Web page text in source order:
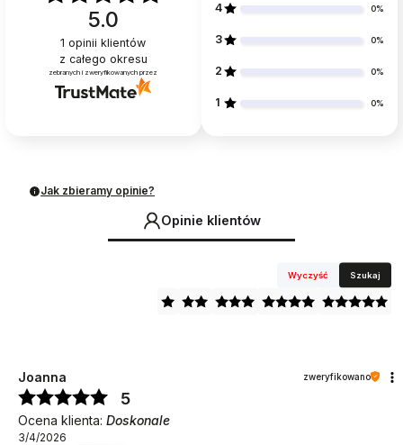
5.0
1 opinii klientów
z całego okresu
zebranych i zweryfikowanych przez
4 0%
3 0%
2 0%
1 0%
Jak zbieramy opinie?
Opinie klientów
Wyczyść Szukaj
Joanna zweryfikowano
5
Ocena klienta: Doskonale
3/4/2026